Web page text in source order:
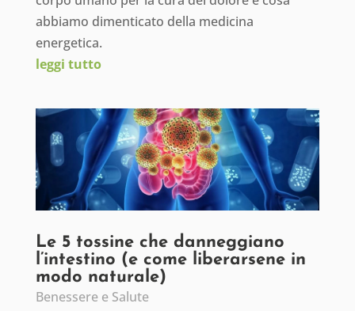
abbiamo dimenticato della medicina
energetica.
leggi tutto
Le 5 tossine che danneggiano
l’intestino (e come liberarsene in
modo naturale)
Benessere e Salute